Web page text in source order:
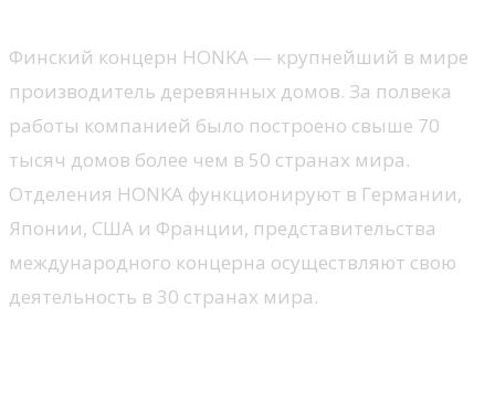
Финский концерн HONKA — крупнейший в мире
производитель деревянных домов. За полвека
работы компанией было построено свыше 70
тысяч домов более чем в 50 странах мира.
Отделения HONKA функционируют в Германии,
Японии, США и Франции, представительства
международного концерна осуществляют свою
деятельность в 30 странах мира.